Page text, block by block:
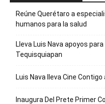
Reúne Querétaro a
humanos para la salud
Lleva Luis Nava apoyos
Tequisquiapan
Luis Nava lleva Cine
Inaugura Del Prete Primer